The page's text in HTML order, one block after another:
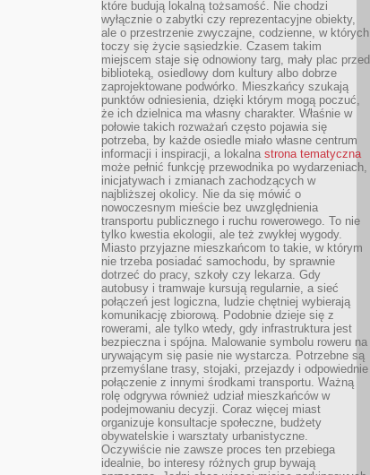
które budują lokalną tożsamość. Nie chodzi
wyłącznie o zabytki czy reprezentacyjne obiekty,
ale o przestrzenie zwyczajne, codzienne, w których
toczy się życie sąsiedzkie. Czasem takim
miejscem staje się odnowiony targ, mały plac przed
biblioteką, osiedlowy dom kultury albo dobrze
zaprojektowane podwórko. Mieszkańcy szukają
punktów odniesienia, dzięki którym mogą poczuć,
że ich dzielnica ma własny charakter. Właśnie w
połowie takich rozważań często pojawia się
potrzeba, by każde osiedle miało własne centrum
informacji i inspiracji, a lokalna strona tematyczna
może pełnić funkcję przewodnika po wydarzeniach,
inicjatywach i zmianach zachodzących w
najbliższej okolicy. Nie da się mówić o
nowoczesnym mieście bez uwzględnienia
transportu publicznego i ruchu rowerowego. To nie
tylko kwestia ekologii, ale też zwykłej wygody.
Miasto przyjazne mieszkańcom to takie, w którym
nie trzeba posiadać samochodu, by sprawnie
dotrzeć do pracy, szkoły czy lekarza. Gdy
autobusy i tramwaje kursują regularnie, a sieć
połączeń jest logiczna, ludzie chętniej wybierają
komunikację zbiorową. Podobnie dzieje się z
rowerami, ale tylko wtedy, gdy infrastruktura jest
bezpieczna i spójna. Malowanie symbolu roweru na
urywającym się pasie nie wystarcza. Potrzebne są
przemyślane trasy, stojaki, przejazdy i odpowiednie
połączenie z innymi środkami transportu. Ważną
rolę odgrywa również udział mieszkańców w
podejmowaniu decyzji. Coraz więcej miast
organizuje konsultacje społeczne, budżety
obywatelskie i warsztaty urbanistyczne.
Oczywiście nie zawsze proces ten przebiega
idealnie, bo interesy różnych grup bywają